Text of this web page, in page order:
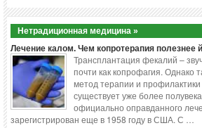
Нетрадиционная медицина »
Лечение калом. Чем копротерапия полезнее
Трансплантация фекалий –
почти как копрофагия. Однако
метод терапии и
существует уже более
официально оправданного
зарегистрирован еще в 1958 году в США. С …